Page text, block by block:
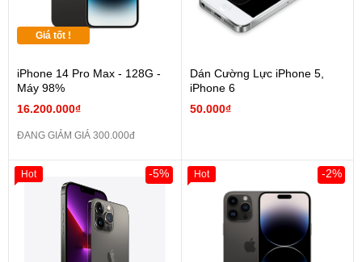
Giá tốt !
iPhone 14 Pro Max - 128G -
Máy 98%
16.200.000₫
ĐANG GIẢM GIÁ 300.000đ
Dán Cường Lực iPhone 5,
iPhone 6
50.000₫
-5%
Hot -2%
Hot